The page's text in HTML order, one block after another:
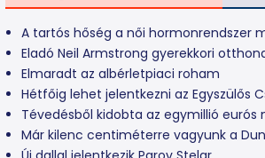
A tartós hőség a női hormonrendszer
Eladó Neil Armstrong gyerekkori
Elmaradt az albérletpiaci roham
Hétfőig lehet jelentkezni az Egyszülős
Tévedésből kidobta az egymillió
Már kilenc centiméterre vagyunk a